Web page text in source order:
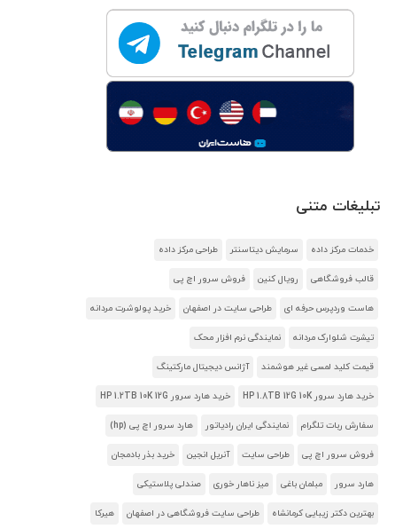
تبلیغات متنی
خدمات مرکز داده سرمایش دیتاسنتر طراحی مرکز داده
قالب فروشگاهی رویال کنین فروش سرور اچ پی
هاست وردپرس حرفه ای طراحی سایت در اصفهان خرید پولوشرت مردانه
تیشرت شلوارک مردانه نمایندگی نرم افزار محک
قیمت کلید لمسی غیر هوشمند آژانس دیجیتال مارکتینگ
خرید هارد سرور HP 1.8TB 12G 10K خرید هارد سرور HP 1.2TB 10K 12G
سفارش ربات تلگرام نمایندگی ایران رادیاتور هارد سرور اچ پی (hp)
فروش سرور اچ پی طراحی سایت آنریل انجین خرید بذر بادمجان
هارد سرور مبلمان باغی میز ناهار خوری صندلی پلاستیکی
بهترین دکتر زیبایی کرمانشاه طراحی سایت فروشگاهی در اصفهان هیرکا